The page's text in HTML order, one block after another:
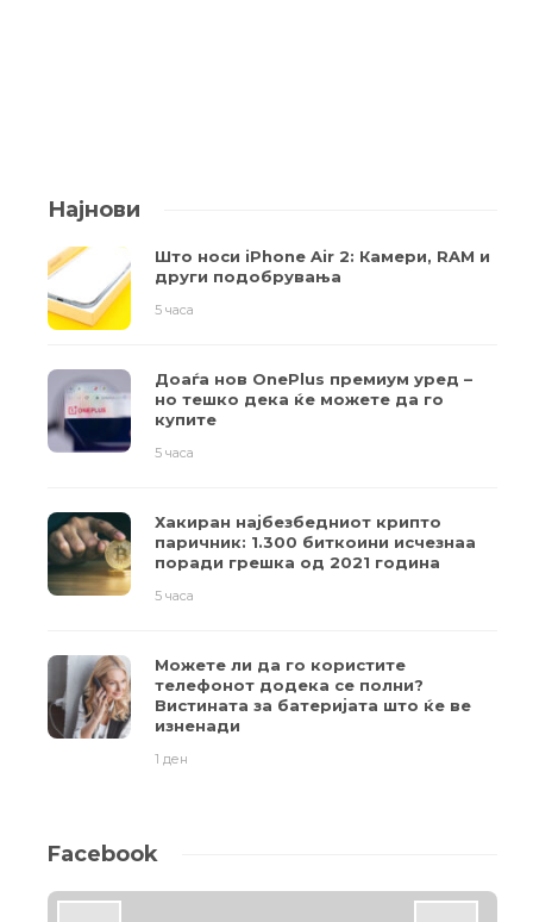
Најнови
Што носи iPhone Air 2: Камери, RAM и
други подобрувања
5 часа
Доаѓа нов OnePlus премиум уред –
но тешко дека ќе можете да го
купите
5 часа
Хакиран најбезбедниот крипто
паричник: 1.300 биткоини исчезнаа
поради грешка од 2021 година
5 часа
Можете ли да го користите
телефонот додека се полни?
Вистината за батеријата што ќе ве
изненади
1 ден
Facebook